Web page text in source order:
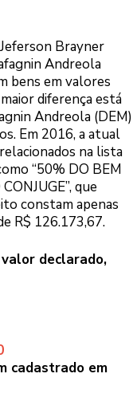
Brayner
Andreola
bens em valores
diferença está
Andreola (DEM)
Em 2016, a atual
na lista
“50% DO BEM
que
constam apenas
R$ 126.173,67.
valor declarado,
cadastrado em